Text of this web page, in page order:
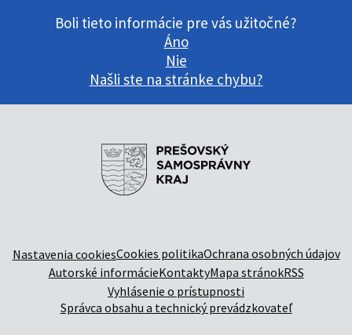
Boli tieto informácie pre vás užitočné?
Áno
Nie
Našli ste na stránke chybu?
Nastavenia cookiesCookies politikaOchrana osobných údajov
Autorské informácieKontaktyMapa stránokRSS
Vyhlásenie o prístupnosti
Správca obsahu a technický prevádzkovateľ